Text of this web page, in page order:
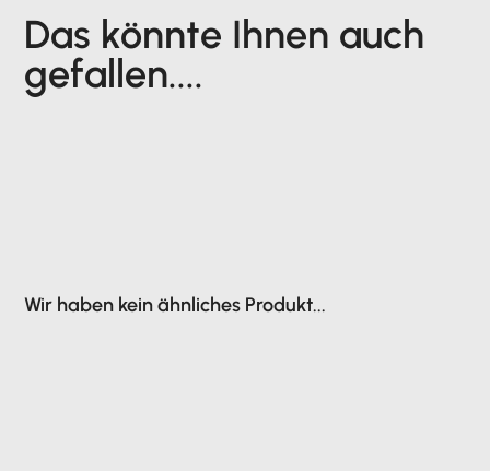
Das könnte Ihnen auch
gefallen....
Wir haben kein ähnliches Produkt...